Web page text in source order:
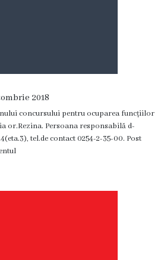
2018
concursului pentru ocuparea funcțiilor
or.Rezina. Persoana responsabilă d-
tel.de contact 0254-2-35-00. Post